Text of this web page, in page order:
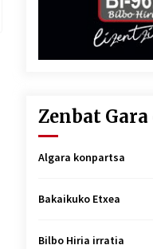
Zenbat
Algara konpartsa
Bakaikuko Etxea
Bilbo Hiria irratia